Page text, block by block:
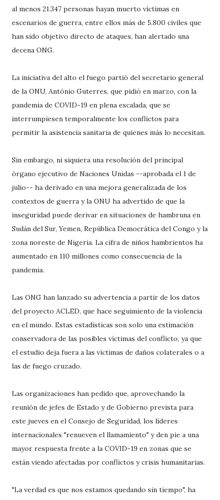
al menos 21.347 personas hayan muerto víctimas en
escenarios de guerra, entre ellos más de 5.800 civiles que
han sido objetivo directo de ataques, han alertado una
decena ONG.
La iniciativa del alto el fuego partió del secretario general
de la ONU, António Guterres, que pidió en marzo, con la
pandemia de COVID-19 en plena escalada, que se
interrumpiesen temporalmente los conflictos para
permitir la asistencia sanitaria de quienes más lo necesitan.
Sin embargo, ni siquiera una resolución del principal
órgano ejecutivo de Naciones Unidas --aprobada el 1 de
julio-- ha derivado en una mejora generalizada de los
contextos de guerra y la ONU ha advertido de que la
inseguridad puede derivar en situaciones de hambruna en
Sudán del Sur, Yemen, República Democrática del Congo y la
zona noreste de Nigeria. La cifra de niños hambrientos ha
aumentado en 110 millones como consecuencia de la
pandemia.
Las ONG han lanzado su advertencia a partir de los datos
del proyecto ACLED, que hace seguimiento de la violencia
en el mundo. Estas estadísticas son solo una estimación
conservadora de las posibles víctimas del conflicto, ya que
el estudio deja fuera a las víctimas de daños colaterales o a
las de fuego cruzado.
Las organizaciones han pedido que, aprovechando la
reunión de jefes de Estado y de Gobierno prevista para
este jueves en el Consejo de Seguridad, los líderes
internacionales "renueven el llamamiento" y den pie a una
mayor respuesta frente a la COVID-19 en zonas que se
están viendo afectadas por conflictos y crisis humanitarias.
"La verdad es que nos estamos quedando sin tiempo", ha